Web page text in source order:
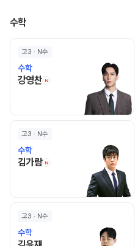
수학
고3 · N수
수학
강영찬 N 강영찬 선생님 홈 바
고3 · N수
수학
김가람 N 김가람 선생님 홈 바
고3 · N수
수학